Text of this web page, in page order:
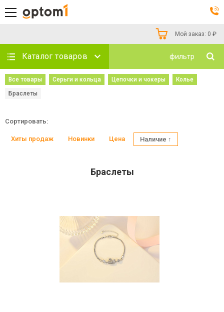
Мой заказ: 0 ₽
Каталог товаров фильтр
Все товары Серьги и кольца Цепочки и чокеры
Колье
Браслеты
Сортировать:
Хиты продаж Новинки Цена Наличие ↑
Браслеты